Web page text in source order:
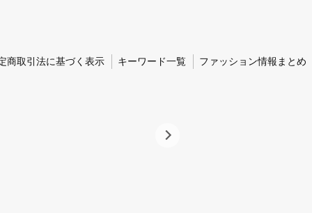
商取引法に基づく表示 キーワード一覧 ファッション情報まとめ